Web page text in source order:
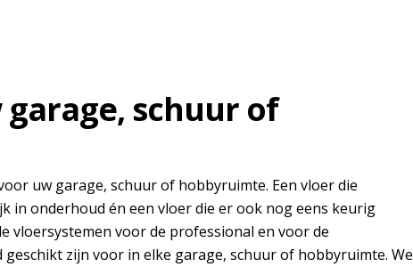
schuur of
uw garage, schuur of hobbyruimte. Een vloer die
in onderhoud én een vloer die er ook nog eens keurig
vloersystemen voor de professional en voor de
zijn voor in elke garage, schuur of hobbyruimte. We